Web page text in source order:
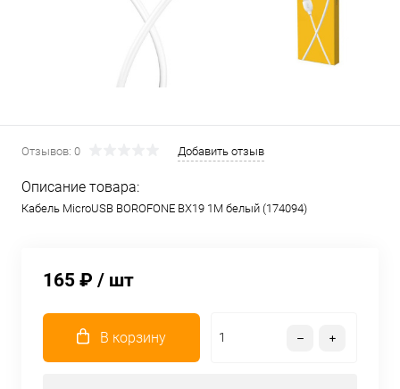
Отзывов: 0 Добавить отзыв
Описание товара:
Кабель MicroUSB BOROFONE BX19 1M белый (174094)
165 ₽ / шт
В корзину